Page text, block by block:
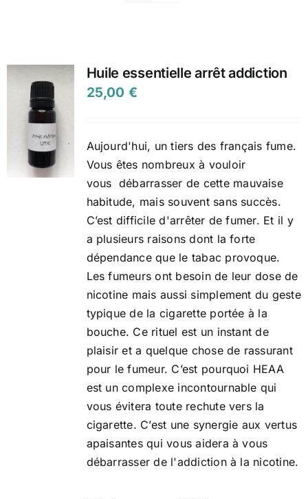
Huile essentielle arrêt addiction
25,00 €
Aujourd'hui, un tiers des français fume.
Vous êtes nombreux à vouloir
vous débarrasser de cette mauvaise
habitude, mais souvent sans succès.
C’est difficile d'arrêter de fumer. Et il y
a plusieurs raisons dont la forte
dépendance que le tabac provoque.
Les fumeurs ont besoin de leur dose de
nicotine mais aussi simplement du geste
typique de la cigarette portée à la
bouche. Ce rituel est un instant de
plaisir et a quelque chose de rassurant
pour le fumeur. C’est pourquoi HEAA
est un complexe incontournable qui
vous évitera toute rechute vers la
cigarette. C’est une synergie aux vertus
apaisantes qui vous aidera à vous
débarrasser de l'addiction à la nicotine.